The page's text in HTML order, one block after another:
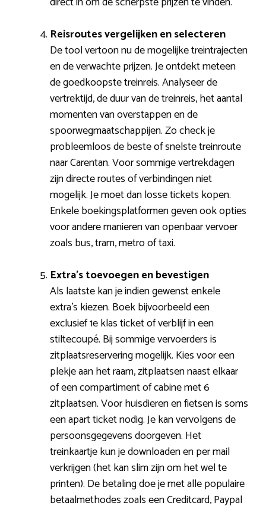
Reisroutes vergelijken en selecteren
De tool vertoon nu de mogelijke treintrajecten
en de verwachte prijzen. Je ontdekt meteen
de goedkoopste treinreis. Analyseer de
vertrektijd, de duur van de treinreis, het aantal
momenten van overstappen en de
spoorwegmaatschappijen. Zo check je
probleemloos de beste of snelste treinroute
naar Carentan. Voor sommige vertrekdagen
zijn directe routes of verbindingen niet
mogelijk. Je moet dan losse tickets kopen.
Enkele boekingsplatformen geven ook opties
voor andere manieren van openbaar vervoer
zoals bus, tram, metro of taxi.
Extra’s toevoegen en bevestigen
Als laatste kan je indien gewenst enkele
extra’s kiezen. Boek bijvoorbeeld een
exclusief 1e klas ticket of verblijf in een
stiltecoupé. Bij sommige vervoerders is
zitplaatsreservering mogelijk. Kies voor een
plekje aan het raam, zitplaatsen naast elkaar
of een compartiment of cabine met 6
zitplaatsen. Voor huisdieren en fietsen is soms
een apart ticket nodig. Je kan vervolgens de
persoonsgegevens doorgeven. Het
treinkaartje kun je downloaden en per mail
verkrijgen (het kan slim zijn om het wel te
printen). De betaling doe je met alle populaire
betaalmethodes zoals een Creditcard, Paypal